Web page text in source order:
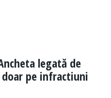
legată de
doar pe infractiuni